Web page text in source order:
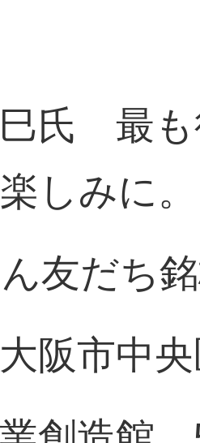
氏 最も
しみに。
友だち
阪市中央